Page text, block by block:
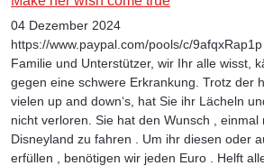
04 Dezember 2024
https://www.paypal.com/pools/c/
Familie und Unterstützer, wir Ihr alle wisst,
gegen eine schwere Erkrankung. Trotz der
vielen up and down‘s, hat Sie ihr Lächeln
nicht verloren. Sie hat den Wunsch , einmal
Disneyland zu fahren . Um ihr diesen oder
erfüllen , benötigen wir jeden Euro . Helft